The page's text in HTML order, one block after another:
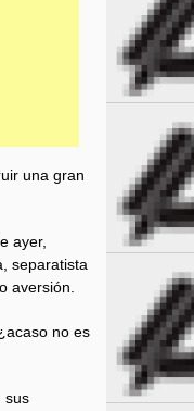
una gran
ayer,
separatista
aversión.
no es
sus